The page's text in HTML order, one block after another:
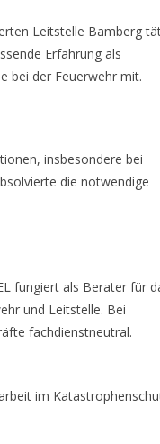
Leitstelle Bamberg
Erfahrung als
bei der Feuerwehr mit.
insbesondere bei
die notwendige
fungiert als Berater für
und Leitstelle. Bei
fachdienstneutral.
im